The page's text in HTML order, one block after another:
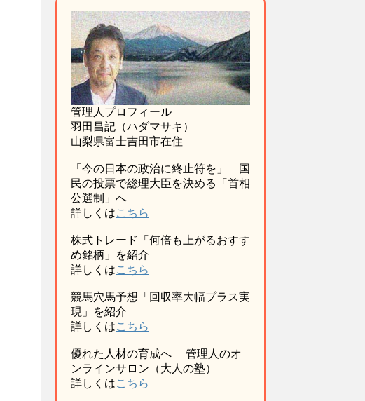
管理人プロフィール
羽田昌記（ハダマサキ）
山梨県富士吉田市在住
「今の日本の政治に終止符を」 国
民の投票で総理大臣を決める「首相
公選制」へ
詳しくはこちら
株式トレード「何倍も上がるおすす
め銘柄」を紹介
詳しくはこちら
競馬穴馬予想「回収率大幅プラス実
現」を紹介
詳しくはこちら
優れた人材の育成へ 管理人のオ
ンラインサロン（大人の塾）
詳しくはこちら